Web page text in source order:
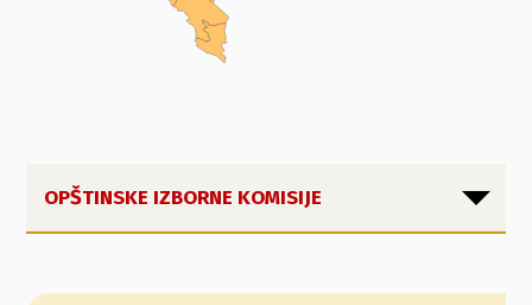
OPŠTINSKE IZBORNE KOMISIJE